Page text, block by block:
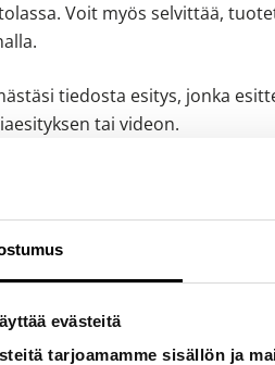
evästeitä
tarjoamamme sisällön ja
Voit myös selvittää,
tiedosta esitys, jonka
tai videon.